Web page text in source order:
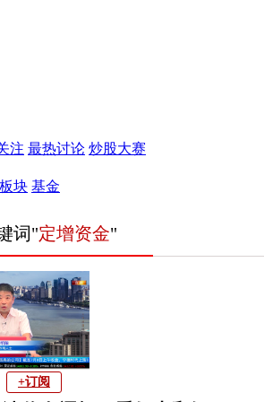
注 最热讨论 炒股大赛
板块 基金
词"定增资金"
+订阅